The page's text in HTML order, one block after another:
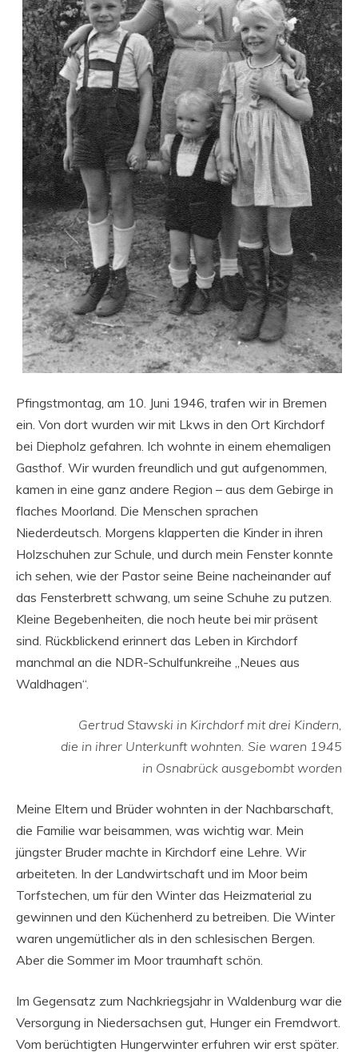
Pfingstmontag, am 10. Juni 1946, trafen wir in Bremen
ein. Von dort wurden wir mit Lkws in den Ort Kirchdorf
bei Diepholz gefahren. Ich wohnte in einem ehemaligen
Gasthof. Wir wurden freundlich und gut aufgenommen,
kamen in eine ganz andere Region – aus dem Gebirge in
flaches Moorland. Die Menschen sprachen
Niederdeutsch. Morgens klapperten die Kinder in ihren
Holzschuhen zur Schule, und durch mein Fenster konnte
ich sehen, wie der Pastor seine Beine nacheinander auf
das Fensterbrett schwang, um seine Schuhe zu putzen.
Kleine Begebenheiten, die noch heute bei mir präsent
sind. Rückblickend erinnert das Leben in Kirchdorf
manchmal an die NDR-Schulfunkreihe „Neues aus
Waldhagen“.
Gertrud Stawski in Kirchdorf mit drei Kindern,
die in ihrer Unterkunft wohnten. Sie waren 1945
in Osnabrück ausgebombt worden
Meine Eltern und Brüder wohnten in der Nachbarschaft,
die Familie war beisammen, was wichtig war. Mein
jüngster Bruder machte in Kirchdorf eine Lehre. Wir
arbeiteten. In der Landwirtschaft und im Moor beim
Torfstechen, um für den Winter das Heizmaterial zu
gewinnen und den Küchenherd zu betreiben. Die Winter
waren ungemütlicher als in den schlesischen Bergen.
Aber die Sommer im Moor traumhaft schön.
Im Gegensatz zum Nachkriegsjahr in Waldenburg war die
Versorgung in Niedersachsen gut, Hunger ein Fremdwort.
Vom berüchtigten Hungerwinter erfuhren wir erst später.